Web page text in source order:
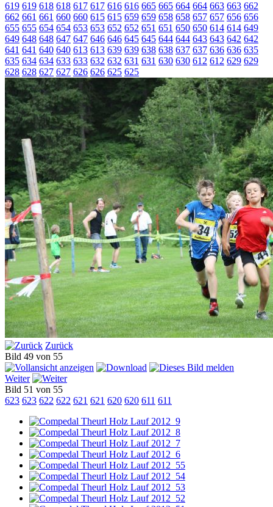
619 619 618 618 617 617 616 616 665 665 664 664 663 663 662
662 661 661 660 660 615 615 659 659 658 658 657 657 656 656
655 655 654 654 653 653 652 652 651 651 650 650 614 614 649
649 648 648 647 647 646 646 645 645 644 644 643 643 642 642
641 641 640 640 613 613 639 639 638 638 637 637 636 636 635
635 634 634 633 633 632 632 631 631 630 630 612 612 629 629
628 628 627 627 626 626 625 625
Zurück
Bild 49 von 55
Weiter
Bild 51 von 55
623 623 622 622 621 621 620 620 611 611